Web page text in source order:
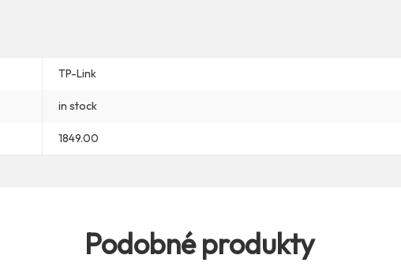
TP-Link
in stock
1849.00
Podobné produkty